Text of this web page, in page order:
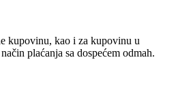
kupovinu, kao i za kupovinu u
plaćanja sa dospećem odmah.